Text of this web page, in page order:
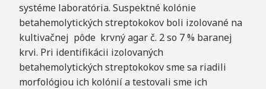
systéme laboratória. Suspektné kolónie
betahemolytických streptokokov boli izolované na
kultivačnej pôde krvný agar č. 2 so 7 % baranej
krvi. Pri identifikácii izolovaných
betahemolytických streptokokov sme sa riadili
morfológiou ich kolónií a testovali sme ich